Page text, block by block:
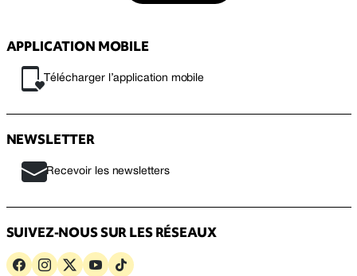
APPLICATION MOBILE
Télécharger l’application mobile
NEWSLETTER
Recevoir les newsletters
SUIVEZ-NOUS SUR LES RÉSEAUX